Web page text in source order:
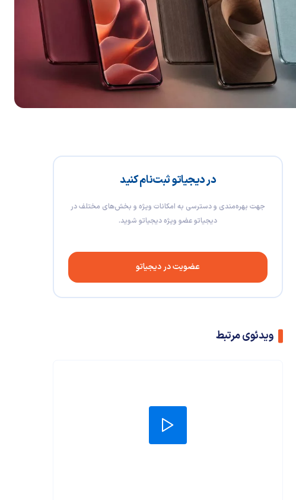
در دیجیاتو ثبت‌نام کنید
جهت بهره‌مندی و دسترسی به امکانات ویژه و بخش‌های مختلف در
دیجیاتو عضو ویژه دیجیاتو شوید.
عضویت در دیجیاتو
ویدئوی مرتبط